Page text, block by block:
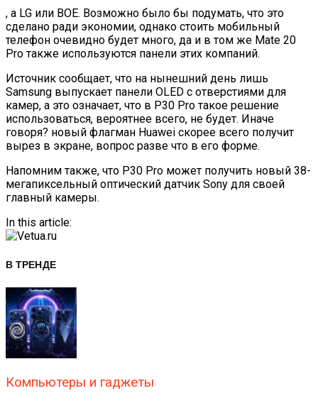
, а LG или BOE. Возможно было бы подумать, что это
сделано ради экономии, однако стоить мобильный
телефон очевидно будет много, да и в том же Mate 20
Pro также используются панели этих компаний.
Источник сообщает, что на нынешний день лишь
Samsung выпускает панели OLED с отверстиями для
камер, а это означает, что в P30 Pro такое решение
использоваться, вероятнее всего, не будет. Иначе
говоря? новый флагман Huawei скорее всего получит
вырез в экране, вопрос разве что в его форме.
Напомним также, что P30 Pro может получить новый 38-
мегапиксельный оптический датчик Sony для своей
главный камеры.
In this article:
В ТРЕНДЕ
Компьютеры и гаджеты